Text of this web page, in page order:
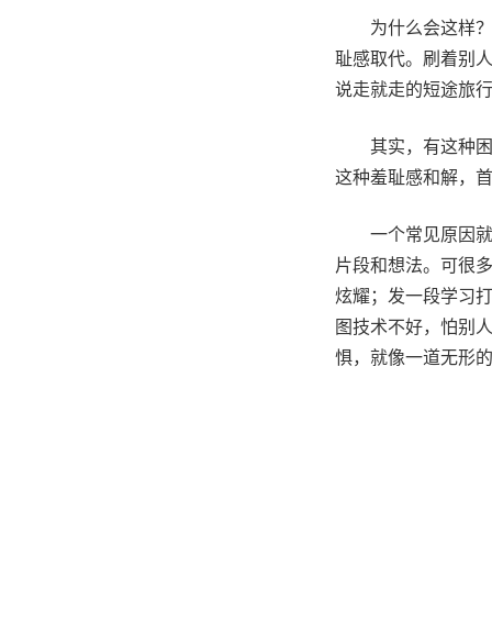
为什么会这样
耻感取代。刷着别
说走就走的短途旅
其实，有这种
这种羞耻感和解，
一个常见原因
片段和想法。可很
炫耀；发一段学习
图技术不好，怕别
惧，就像一道无形